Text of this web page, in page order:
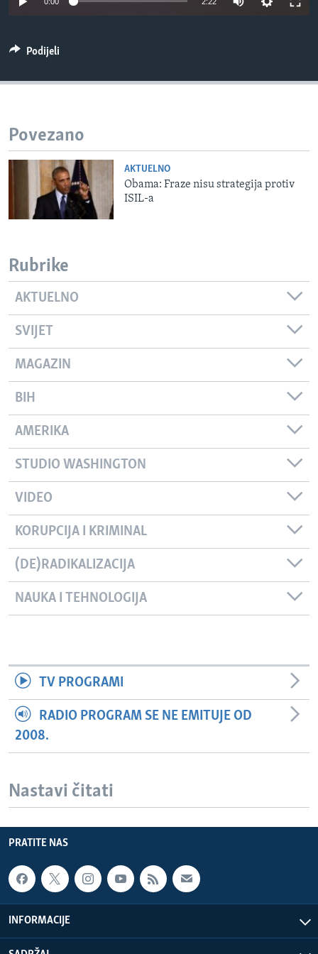
Jezici
Podijeli
Povezano
AKTUELNO
Obama: Fraze nisu strategija protiv
ISIL-a
Rubrike
AKTUELNO
SVIJET
MAGAZIN
BIH
AMERIKA
STUDIO WASHINGTON
VIDEO
KORUPCIJA I KRIMINAL
(DE)RADIKALIZACIJA
NAUKA I TEHNOLOGIJA
TV PROGRAMI
RADIO PROGRAM SE NE EMITUJE OD
2008.
Nastavi čitati
PRATITE NAS
INFORMACIJE